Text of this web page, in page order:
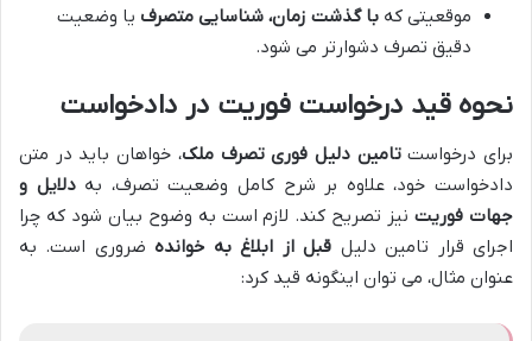
موقعیتی که با گذشت زمان، شناسایی متصرف یا وضعیت
دقیق تصرف دشوارتر می شود.
نحوه قید درخواست فوریت در دادخواست
برای درخواستتامین دلیل فوری تصرف ملک، خواهان باید در متن
دادخواست خود، علاوه بر شرح کامل وضعیت تصرف، بهدلایل و
جهات فوریتنیز تصریح کند. لازم است به وضوح بیان شود که چرا
اجرای قرار تامین دلیل قبل از ابلاغ به خواندهضروری است. به
عنوان مثال، می توان اینگونه قید کرد: